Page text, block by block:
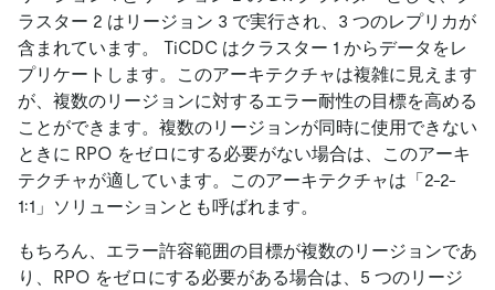
ラスター 2 はリージョン 3 で実行され、3 つのレプリカが
含まれています。 TiCDC はクラスター 1 からデータをレ
プリケートします。このアーキテクチャは複雑に見えます
が、複数のリージョンに対するエラー耐性の目標を高める
ことができます。複数のリージョンが同時に使用できない
ときに RPO をゼロにする必要がない場合は、このアーキ
テクチャが適しています。このアーキテクチャは「2-2-
1:1」ソリューションとも呼ばれます。
もちろん、エラー許容範囲の目標が複数のリージョンであ
り、RPO をゼロにする必要がある場合は、5 つのリージ